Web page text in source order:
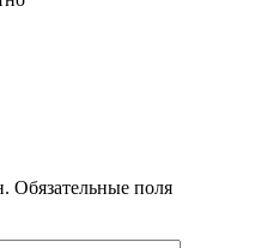
Обязательные поля